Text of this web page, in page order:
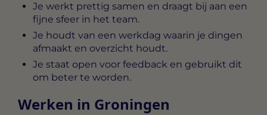
Je werkt prettig samen en draagt bij aan een
fijne sfeer in het team.
Je houdt van een werkdag waarin je dingen
afmaakt en overzicht houdt.
Je staat open voor feedback en gebruikt dit
om beter te worden.
Werken in Groningen